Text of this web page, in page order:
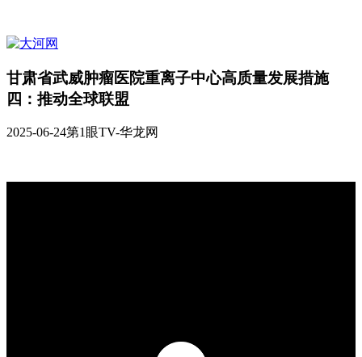
甘肃省武威肿瘤医院重离子中心高质量发展措施
四：推动全球联盟
2025-06-24第1眼TV-华龙网